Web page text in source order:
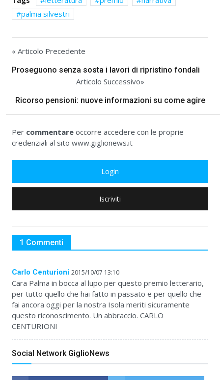
palma silvestri
« Articolo Precedente
Proseguono senza sosta i lavori di ripristino fondali
Articolo Successivo»
Ricorso pensioni: nuove informazioni su come agire
Per commentare occorre accedere con le proprie
credenziali al sito www.giglionews.it
Login
Iscriviti
1 Commenti
Carlo Centurioni 2015/10/07 13:10
Cara Palma in bocca al lupo per questo premio letterario,
per tutto quello che hai fatto in passato e per quello che
fai ancora oggi per la nostra Isola meriti sicuramente
questo riconoscimento. Un abbraccio. CARLO
CENTURIONI
Social Network GiglioNews